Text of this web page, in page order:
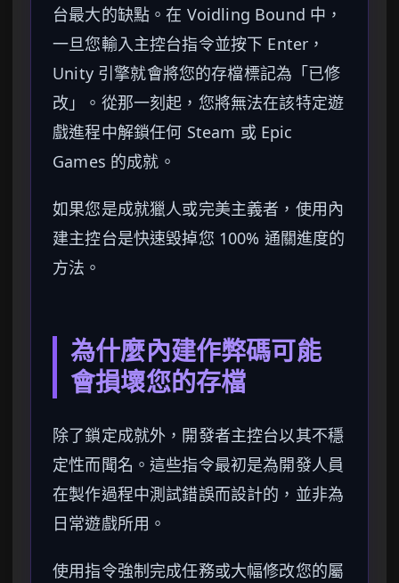
台最大的缺點。在 Voidling Bound 中，
一旦您輸入主控台指令並按下 Enter，
Unity 引擎就會將您的存檔標記為「已修
改」。從那一刻起，您將無法在該特定遊
戲進程中解鎖任何 Steam 或 Epic
Games 的成就。
如果您是成就獵人或完美主義者，使用內
建主控台是快速毀掉您 100% 通關進度的
方法。
為什麼內建作弊碼可能
會損壞您的存檔
除了鎖定成就外，開發者主控台以其不穩
定性而聞名。這些指令最初是為開發人員
在製作過程中測試錯誤而設計的，並非為
日常遊戲所用。
使用指令強制完成任務或大幅修改您的屬